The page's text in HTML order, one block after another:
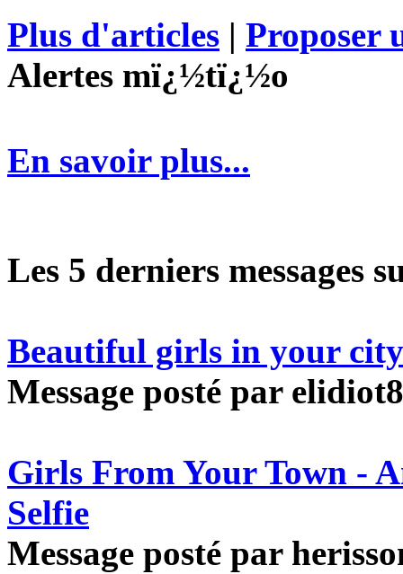
Plus d'articles | Proposer
Alertes mï¿½tï¿½o
En savoir plus...
Les 5 derniers messages
Beautiful girls in your
Message posté par
Girls From Your Town -
Selfie
Message posté par